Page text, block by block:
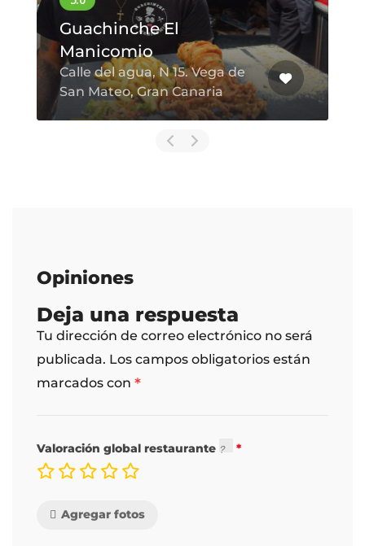
Polvito La Montaña 3,00 €
Arroz con Leche 3,00 €
Vinos
Vino Tinto (copa)
Restaurante Jardín
Canario
Tafira Baja
Opiniones
Deja una respuesta
Tu dirección de correo electrónico no será
publicada. Los campos obligatorios están
marcados con *
Valoración global restaurante
Agregar fotos